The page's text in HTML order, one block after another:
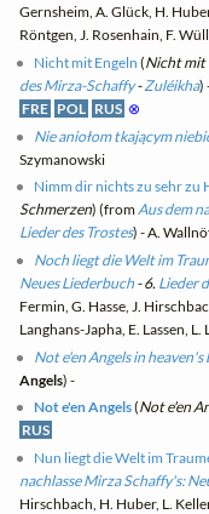
Gernsheim, A. Glück, H.
Röntgen, J. Rosenhain, F.
Nicht mit Engeln (Nicht mit
des Mirza-Schaffy-Zuléikha)
FRE POL RUS ⊗
Nie aniołom tkającym
Szymanowski
Nimm dir nichts zu sehr zu
Schmerzen) (fromAus dem
Lieder des Trostes) - A.
Noch liegt die Welt im
Neues Liederbuch - 6. Lieder
Fermin, G. Hasse, J.
Langhans-Japha, E. Lassen,
Not e'en Angels in heaven's
Angels) -
Not e'en Angels(Not e'en
RUS
Nun liegt die Welt im
nachlasse Mirza Schaffy's:
Hirschbach, H. Huber, L.